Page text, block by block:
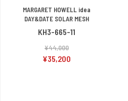
MARGARET HOWELL idea
DAY&DATE SOLAR MESH
KH3-665-11
¥44,000
¥35,200